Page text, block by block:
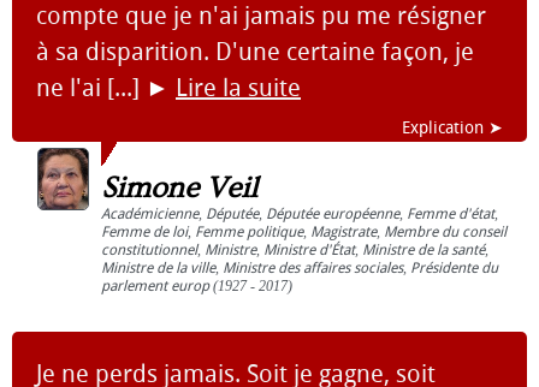
compte que je n'ai jamais pu me résigner
à sa disparition. D'une certaine façon, je
ne l'ai [...] ► Lire la suite
Explication ➤
Simone Veil
Académicienne, Députée, Députée européenne, Femme d'état,
Femme de loi, Femme politique, Magistrate, Membre du conseil
constitutionnel, Ministre, Ministre d'État, Ministre de la santé,
Ministre de la ville, Ministre des affaires sociales, Présidente du
parlement europ(1927 - 2017)
Je ne perds jamais. Soit je gagne, soit